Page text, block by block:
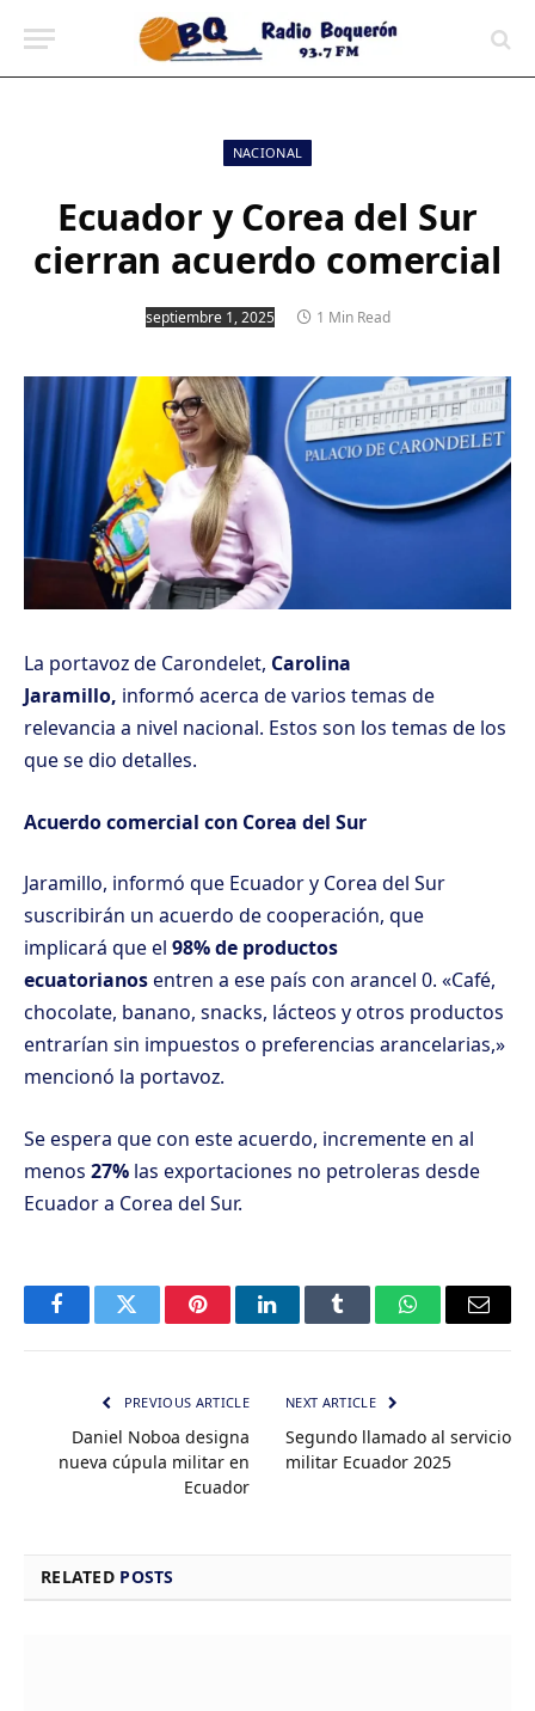
NACIONAL
Ecuador y Corea del Sur
cierran acuerdo comercial
septiembre 1, 2025 1 Min Read
La portavoz de Carondelet, Carolina
Jaramillo, informó acerca de varios temas de
relevancia a nivel nacional. Estos son los temas de los
que se dio detalles.
Acuerdo comercial con Corea del Sur
Jaramillo, informó que Ecuador y Corea del Sur
suscribirán un acuerdo de cooperación, que
implicará que el 98% de productos
ecuatorianosentren a ese país con arancel 0. «Café,
chocolate, banano, snacks, lácteos y otros productos
entrarían sin impuestos o preferencias arancelarias,»
mencionó la portavoz.
Se espera que con este acuerdo, incremente en al
menos 27% las exportaciones no petroleras desde
Ecuador a Corea del Sur.
FacebookTwitter PinterestLinkedInTumblr WhatsAppEmail
PREVIOUS ARTICLE
Daniel Noboa designa
nueva cúpula militar en
Ecuador
NEXT ARTICLE
Segundo llamado al servicio
militar Ecuador 2025
RELATED POSTS